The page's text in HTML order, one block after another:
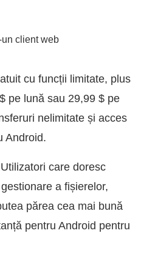
client web
cu funcții limitate, plus
pe lună sau 29,99 $ pe
nelimitate și acces
Android.
Utilizatori care doresc
a fișierelor,
părea cea mai bună
pentru Android pentru